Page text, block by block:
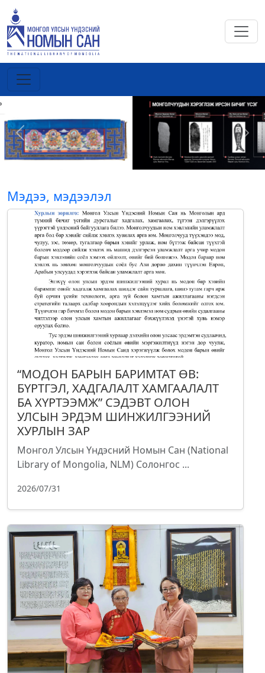
Previous Next
Мэдээ, мэдээлэл
“МОДОН БАРЫН БАРИМТАТ ӨВ:
БҮРТГЭЛ, ХАДГАЛАЛТ ХАМГААЛАЛТ
БА ХҮРТЭЭМЖ” СЭДЭВТ ОЛОН
УЛСЫН ЭРДЭМ ШИНЖИЛГЭЭНИЙ
ХУРЛЫН ЗАР
Монгол Улсын Үндэсний Номын Сан (National
Library of Mongolia, NLM) Солонгос ...
2026/07/31